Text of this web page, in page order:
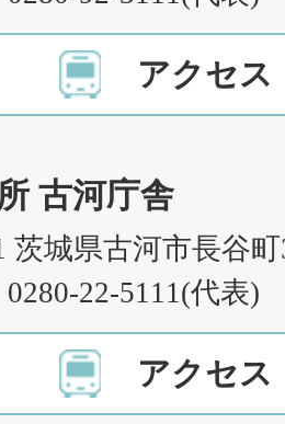
アクセス
古河庁舎
茨城県古河市長谷
22-5111(代表)
アクセス